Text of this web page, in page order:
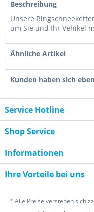
Beschreibung
Unsere
um Sie und Ihr Vehikel
Ähnliche Artikel
Kunden haben sich
Service Hotline
Shop Service
Informationen
Ihre Vorteile bei uns
* Alle Preise verstehen sich